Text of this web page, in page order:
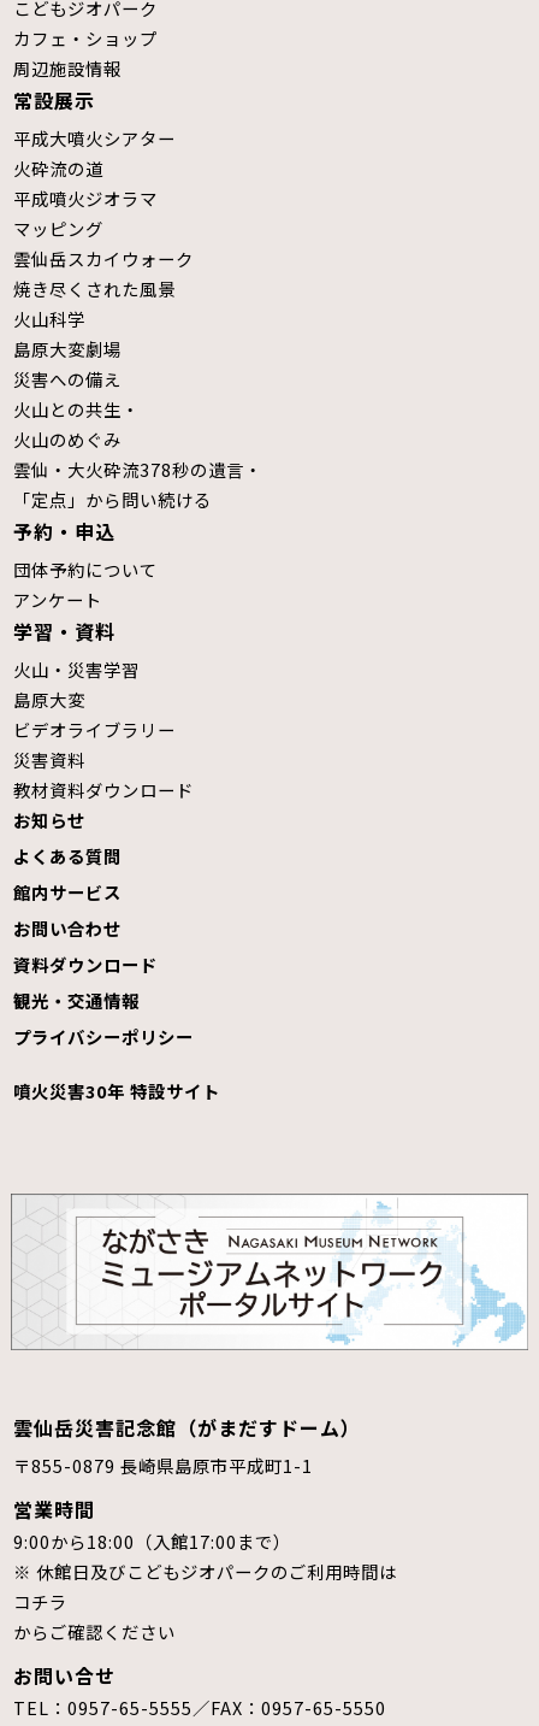
こどもジオパーク
カフェ・ショップ
周辺施設情報
常設展示
平成大噴火シアター
火砕流の道
平成噴火ジオラマ
マッピング
雲仙岳スカイウォーク
焼き尽くされた風景
火山科学
島原大変劇場
災害への備え
火山との共生・
火山のめぐみ
雲仙・大火砕流378秒の遺言・
「定点」から問い続ける
予約・申込
団体予約について
アンケート
学習・資料
火山・災害学習
島原大変
ビデオライブラリー
災害資料
教材資料ダウンロード
お知らせ
よくある質問
館内サービス
お問い合わせ
資料ダウンロード
観光・交通情報
プライバシーポリシー
噴火災害30年 特設サイト
雲仙岳災害記念館（がまだすドーム）
〒855-0879 長崎県島原市平成町1-1
営業時間
9:00から18:00（入館17:00まで）
※ 休館日及びこどもジオパークのご利用時間は
コチラ
からご確認ください
お問い合せ
TEL：0957-65-5555／FAX：0957-65-5550